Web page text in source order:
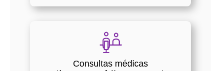
Consultas médicas